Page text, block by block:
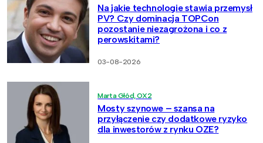
Na jakie technologie stawia przemysł
PV? Czy dominacja TOPCon
pozostanie niezagrożona i co z
perowskitami?
03-08-2026
Marta Głód, OX2
Mosty szynowe – szansa na
przyłączenie czy dodatkowe ryzyko
dla inwestorów z rynku OZE?